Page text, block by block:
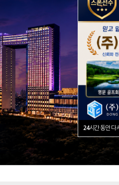
24시간 동안 다